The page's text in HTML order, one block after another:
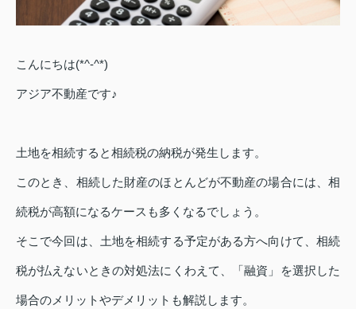
こんにちは(*^-^*)
アジア不動産です♪
土地を相続すると相続税の納税が発生します。
このとき、相続した財産のほとんどが不動産の場合には、相
続税が高額になるケースも多くなるでしょう。
そこで今回は、土地を相続する予定がある方へ向けて、相続
税が払えないときの対処法にくわえて、「融資」を選択した
場合のメリットやデメリットも解説します。